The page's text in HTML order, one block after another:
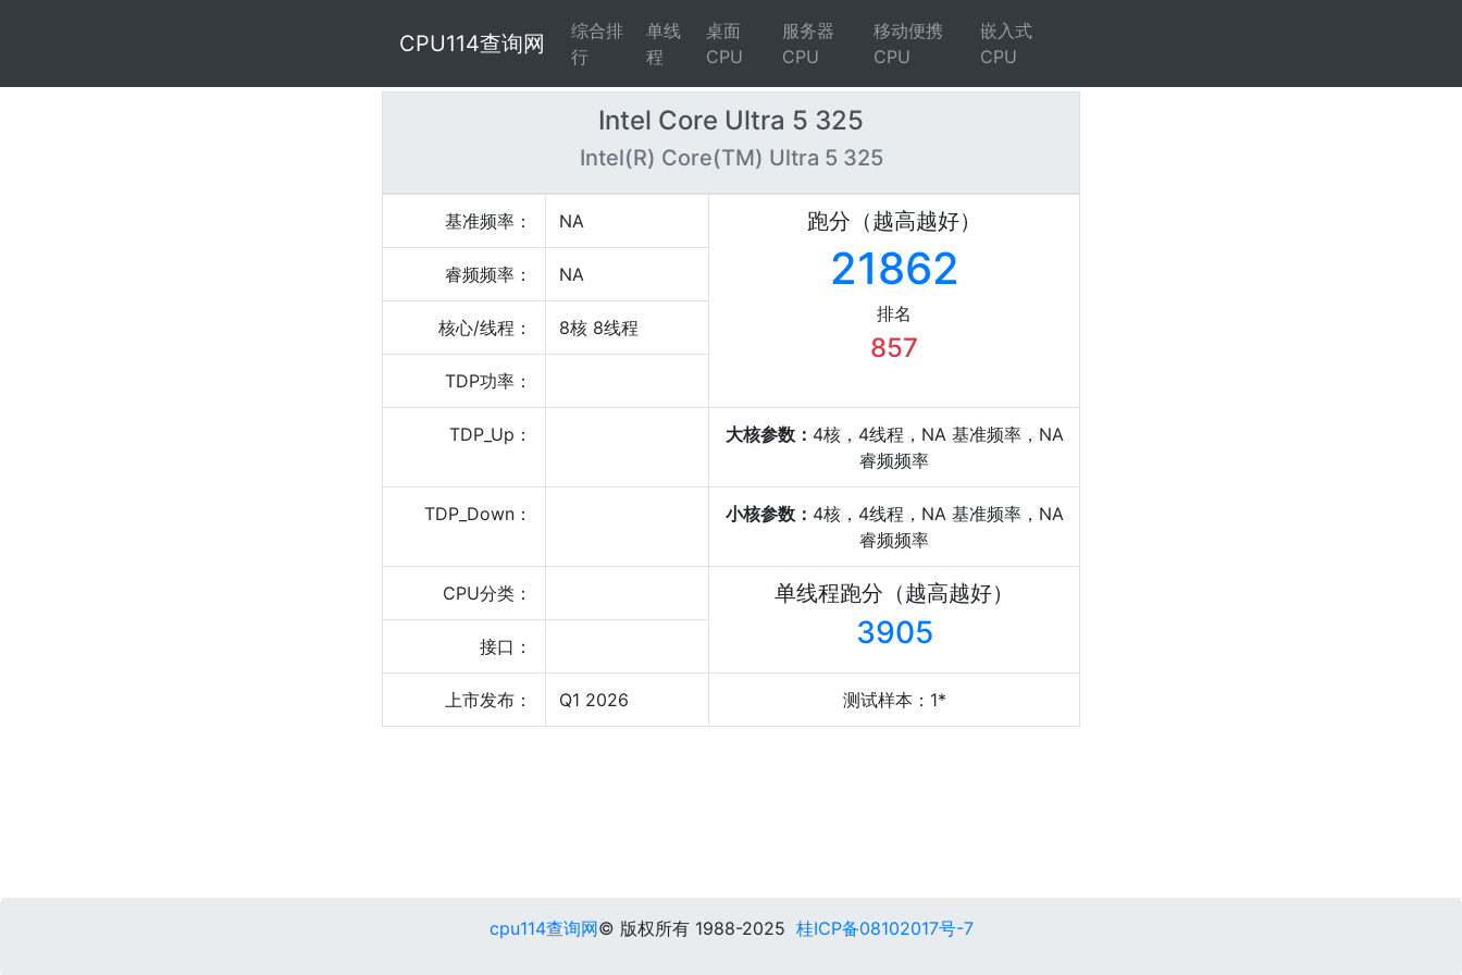
CPU114查询网
综合排
行
单线
程
桌面
CPU
服务器
CPU
移动便携
CPU
嵌入式
CPU
Intel Core Ultra 5 325
Intel(R) Core(TM) Ultra 5 325
基准频率： NA 跑分（越高越好）
21862
排名
857
睿频频率： NA
核心/线程： 8核 8线程
TDP功率：
TDP_Up： 大核参数： 4核，4线程，NA 基准频率，NA
睿频频率
TDP_Down： 小核参数： 4核，4线程，NA 基准频率，NA
睿频频率
CPU分类： 单线程跑分（越高越好）
3905
接口：
上市发布： Q1 2026 测试样本：1*
cpu114查询网© 版权所有 1988-2025 桂ICP备08102017号-7